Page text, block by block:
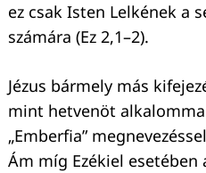
ez csak Isten Lelkének a
számára (Ez 2,1–2).
Jézus bármely más
mint hetvenöt
„Emberfia”
Ám míg Ezékiel esetében